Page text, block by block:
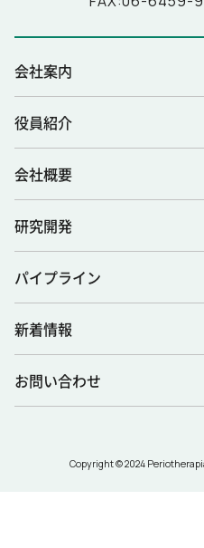
会社案内
役員紹介
会社概要
研究開発
パイプライン
新着情報
お問い合わせ
Copyright © 2024